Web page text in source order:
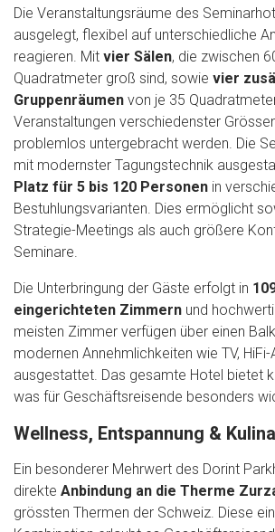
Die Veranstaltungsräume des
ausgelegt, flexibel auf unterschiedliche
reagieren. Mit vier Sälen, die zwischen
Quadratmeter groß sind, sowie vier
Gruppenräumen von je 35
Veranstaltungen verschiedenster
problemlos untergebracht werden. Die
mit modernster Tagungstechnik
Platz für 5 bis 120 Personen in
Bestuhlungsvarianten. Dies ermöglicht
Strategie-Meetings als auch größere
Seminare.
Die Unterbringung der Gäste erfolgt in
eingerichteten Zimmern und
meisten Zimmer verfügen über einen
modernen Annehmlichkeiten wie TV,
ausgestattet. Das gesamte Hotel bietet
was für Geschäftsreisende besonders
Wellness, Entspannung &
Ein besonderer Mehrwert des Dorint
direkte Anbindung an die Therme
grössten Thermen der Schweiz. Diese